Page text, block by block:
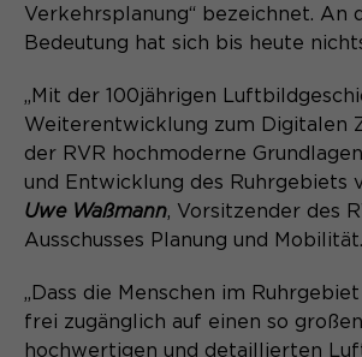
Datenbankeintrag des
Name PHPSESSID
Anbieter Session-Cookies
Der Session Cookie
gelöscht.
PHPs Standard
Name _pk_ses*
Anbieter Matomo
Laufzeit 30 Minuten
Zweck
Speichert
aktuellen Sitzung.
Name _pk_ref.*
Laufzeit 1 Jahr
Zweck
Speichert die vom
Sprache für die
Übersetzung der
Verkehrsplanung“ bezeichnet. An
Bedeutung hat sich bis heute
„Mit der 100jährigen
Weiterentwicklung zum Digitalen
der RVR hochmoderne
und Entwicklung des Ruhrgebiets
Uwe Waßmann, Vorsitzender des
Ausschusses Planung und Mobilität.
„Dass die Menschen im
frei zugänglich auf einen so
hochwertigen und detaillierten